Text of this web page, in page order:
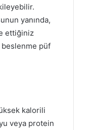
yanında,
ettiğiniz
beslenme püf
kalorili
veya protein